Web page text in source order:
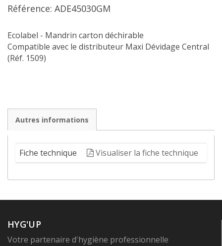
Référence: ADE45030GM
Ecolabel - Mandrin carton déchirable
Compatible avec le distributeur Maxi Dévidage Central
(Réf. 1509)
Autres informations
Fiche technique Visualiser la fiche technique
HYG'UP
Votre partenaire d'hygiène professionnelle